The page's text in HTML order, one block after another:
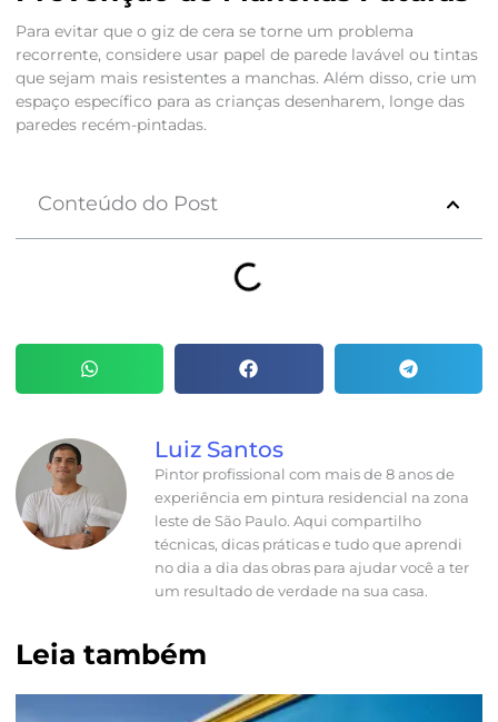
Para evitar que o giz de cera se torne um problema
recorrente, considere usar papel de parede lavável ou tintas
que sejam mais resistentes a manchas. Além disso, crie um
espaço específico para as crianças desenharem, longe das
paredes recém-pintadas.
Conteúdo do Post
Luiz Santos
Pintor profissional com mais de 8 anos de
experiência em pintura residencial na zona
leste de São Paulo. Aqui compartilho
técnicas, dicas práticas e tudo que aprendi
no dia a dia das obras para ajudar você a ter
um resultado de verdade na sua casa.
Leia também